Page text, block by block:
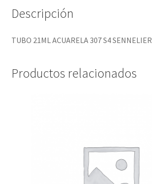
Descripción
TUBO 21ML ACUARELA 307 S4 SENNELIER
Productos relacionados